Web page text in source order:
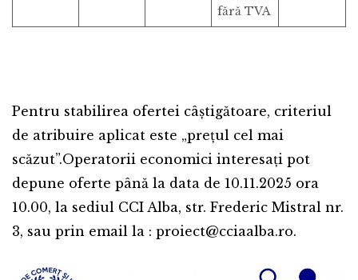
fără TVA
Pentru stabilirea ofertei câștigătoare, criteriul
de atribuire aplicat este „prețul cel mai
scăzut”.Operatorii economici interesați pot
depune oferte până la data de 10.11.2025 ora
10.00, la sediul CCI Alba, str. Frederic Mistral nr.
3, sau prin email la : proiect@cciaalba.ro.